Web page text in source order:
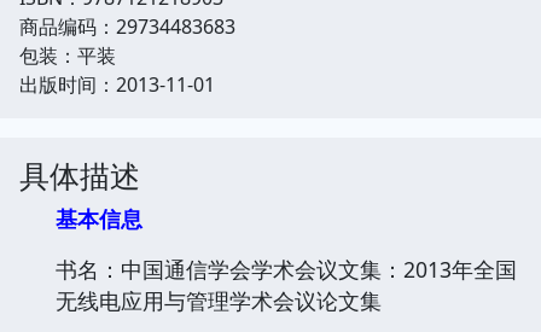
商品编码：29734483683
包装：平装
出版时间：2013-11-01
具体描述
基本信息
书名：中国通信学会学术会议文集：2013年全国
无线电应用与管理学术会议论文集